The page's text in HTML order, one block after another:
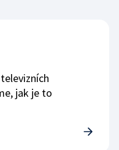
jak je to